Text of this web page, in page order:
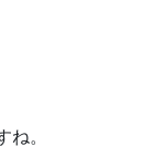
。